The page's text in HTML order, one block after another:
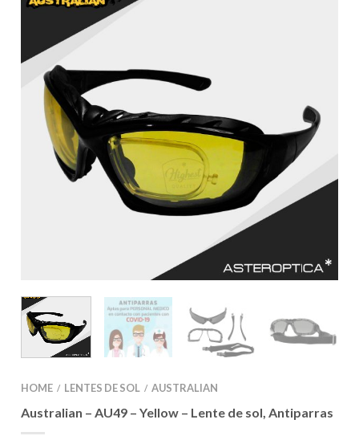
HOME / LENTES DE SOL / AUSTRALIAN
Australian – AU49 – Yellow – Lente de sol, Antiparras